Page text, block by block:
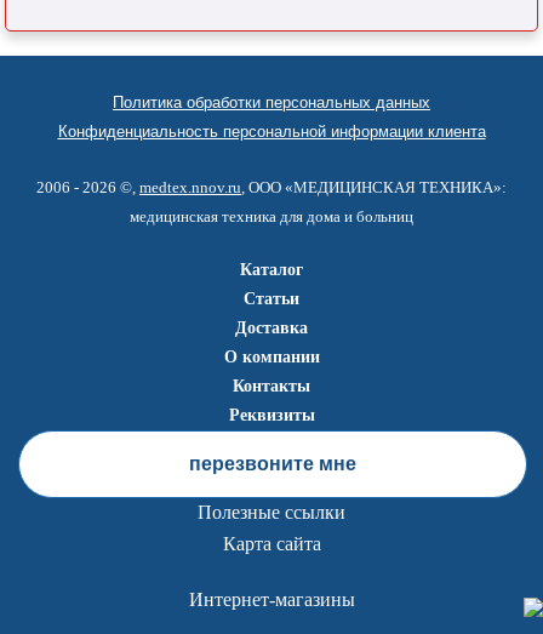
Политика обработки персональных данных
Конфиденциальность персональной информации клиента
2006 - 2026 ©, medtex.nnov.ru, ООО «МЕДИЦИНСКАЯ ТЕХНИКА»:
медицинская техника для дома и больниц
Каталог
Статьи
Доставка
О компании
Контакты
Реквизиты
перезвоните мне
Полезные ссылки
Карта сайта
Интернет-магазины